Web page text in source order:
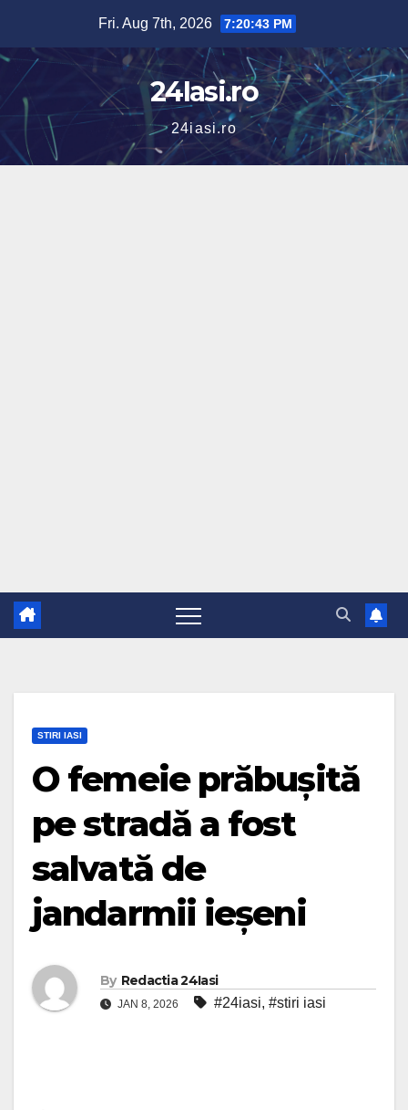
content
Fri. Aug 7th, 2026 7:20:44 PM
24Iasi.ro
24iasi.ro
STIRI IASI
O femeie prăbușită
pe stradă a fost
salvată de
jandarmii ieșeni
By Redactia 24Iasi
JAN 8, 2026 #24iasi, #stiri iasi